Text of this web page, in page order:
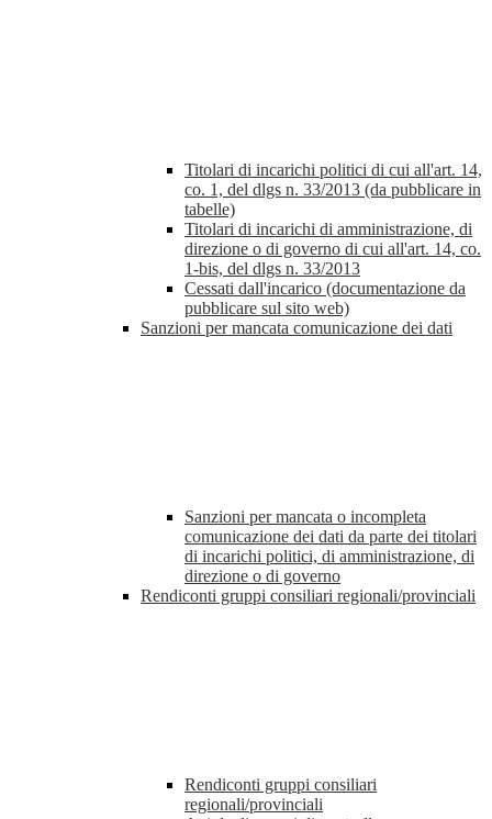
Titolari di incarichi politici di cui all'art. 14,
co. 1, del dlgs n. 33/2013 (da pubblicare in
tabelle)
Titolari di incarichi di amministrazione, di
direzione o di governo di cui all'art. 14, co.
1-bis, del dlgs n. 33/2013
Cessati dall'incarico (documentazione da
pubblicare sul sito web)
Sanzioni per mancata comunicazione dei dati
Sanzioni per mancata o incompleta
comunicazione dei dati da parte dei titolari
di incarichi politici, di amministrazione, di
direzione o di governo
Rendiconti gruppi consiliari regionali/provinciali
Rendiconti gruppi consiliari
regionali/provinciali